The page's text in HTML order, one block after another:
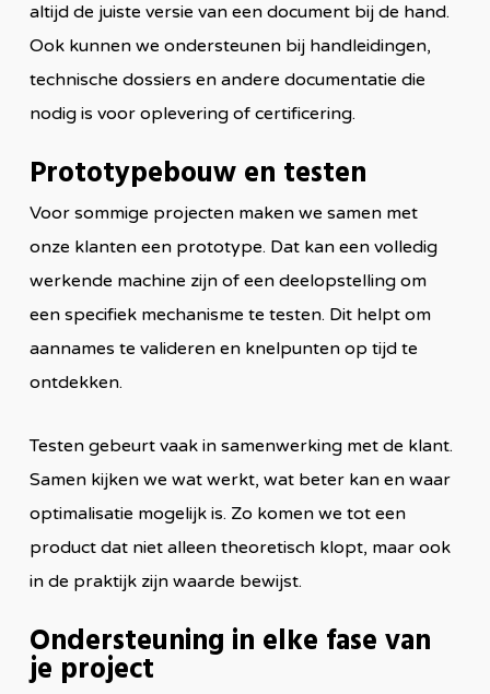
altijd de juiste versie van een document bij de hand.
Ook kunnen we ondersteunen bij handleidingen,
technische dossiers en andere documentatie die
nodig is voor oplevering of certificering.
Prototypebouw en testen
Voor sommige projecten maken we samen met
onze klanten een prototype. Dat kan een volledig
werkende machine zijn of een deelopstelling om
een specifiek mechanisme te testen. Dit helpt om
aannames te valideren en knelpunten op tijd te
ontdekken.
Testen gebeurt vaak in samenwerking met de klant.
Samen kijken we wat werkt, wat beter kan en waar
optimalisatie mogelijk is. Zo komen we tot een
product dat niet alleen theoretisch klopt, maar ook
in de praktijk zijn waarde bewijst.
Ondersteuning in elke fase van
je project